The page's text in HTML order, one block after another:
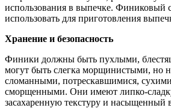
использования в выпечке. Финиковый
использовать для приготовления
Хранение и безопасность
Финики должны быть пухлыми,
могут быть слегка морщинистыми, но
сломанными, потрескавшимися,
сморщенными. Они имеют липко-
засахаренную текстуру и насыщенный